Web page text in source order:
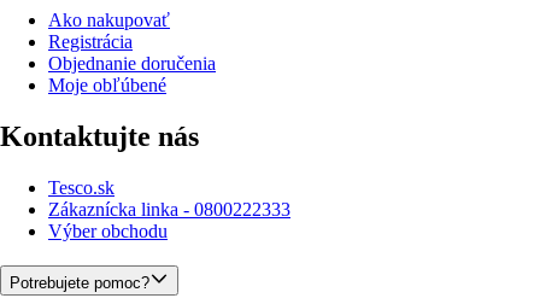
Ako nakupovať
Registrácia
Objednanie doručenia
Moje obľúbené
Kontaktujte nás
Tesco.sk
Zákaznícka linka - 0800222333
Výber obchodu
Potrebujete pomoc?